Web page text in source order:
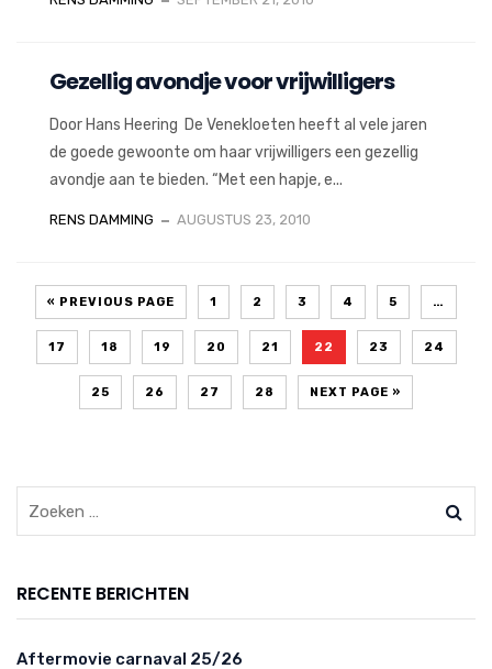
Gezellig avondje voor vrijwilligers
Door Hans Heering De Venekloeten heeft al vele jaren
de goede gewoonte om haar vrijwilligers een gezellig
avondje aan te bieden. “Met een hapje, e...
RENS DAMMING AUGUSTUS 23, 2010
« PREVIOUS PAGE 1 2 3 4 5 …
17 18 19 20 21 22 23 24
25 26 27 28 NEXT PAGE »
RECENTE BERICHTEN
Aftermovie carnaval 25/26